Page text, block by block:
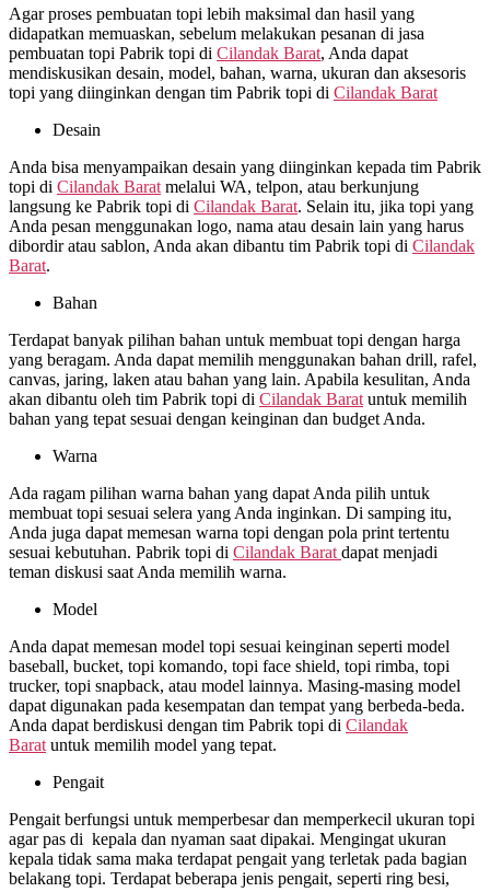
Agar proses pembuatan topi lebih maksimal dan hasil yang
didapatkan memuaskan, sebelum melakukan pesanan di jasa
pembuatan topi Pabrik topi di Cilandak Barat, Anda dapat
mendiskusikan desain, model, bahan, warna, ukuran dan aksesoris
topi yang diinginkan dengan tim Pabrik topi di Cilandak Barat
Desain
Anda bisa menyampaikan desain yang diinginkan kepada tim Pabrik
topi di Cilandak Barat melalui WA, telpon, atau berkunjung
langsung ke Pabrik topi di Cilandak Barat. Selain itu, jika topi yang
Anda pesan menggunakan logo, nama atau desain lain yang harus
dibordir atau sablon, Anda akan dibantu tim Pabrik topi di Cilandak
Barat.
Bahan
Terdapat banyak pilihan bahan untuk membuat topi dengan harga
yang beragam. Anda dapat memilih menggunakan bahan drill, rafel,
canvas, jaring, laken atau bahan yang lain. Apabila kesulitan, Anda
akan dibantu oleh tim Pabrik topi di Cilandak Barat untuk memilih
bahan yang tepat sesuai dengan keinginan dan budget Anda.
Warna
Ada ragam pilihan warna bahan yang dapat Anda pilih untuk
membuat topi sesuai selera yang Anda inginkan. Di samping itu,
Anda juga dapat memesan warna topi dengan pola print tertentu
sesuai kebutuhan. Pabrik topi di Cilandak Barat dapat menjadi
teman diskusi saat Anda memilih warna.
Model
Anda dapat memesan model topi sesuai keinginan seperti model
baseball, bucket, topi komando, topi face shield, topi rimba, topi
trucker, topi snapback, atau model lainnya. Masing-masing model
dapat digunakan pada kesempatan dan tempat yang berbeda-beda.
Anda dapat berdiskusi dengan tim Pabrik topi di Cilandak
Barat untuk memilih model yang tepat.
Pengait
Pengait berfungsi untuk memperbesar dan memperkecil ukuran topi
agar pas di kepala dan nyaman saat dipakai. Mengingat ukuran
kepala tidak sama maka terdapat pengait yang terletak pada bagian
belakang topi. Terdapat beberapa jenis pengait, seperti ring besi,